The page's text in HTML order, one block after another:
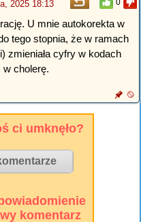
0
2025 18:13
U mnie autokorekta w
tego stopnia, że w ramach
zmieniała cyfry w kodach
w cholerę.
ci umknęło?
komentarz